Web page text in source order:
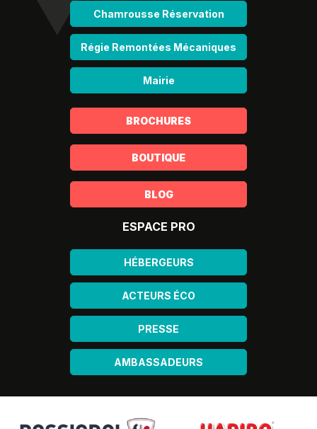
Chamrousse Réservation
Régie Remontées Mécaniques
Mairie
BROCHURES
BOUTIQUE
BLOG
ESPACE PRO
HÉBERGEURS
ACTEURS ÉCO
PRESSE
AMBASSADEURS